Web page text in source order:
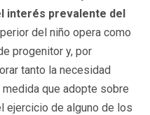
interés prevalente del
del niño opera como
progenitor y, por
tanto la necesidad
que adopte sobre
ejercicio de alguno de los